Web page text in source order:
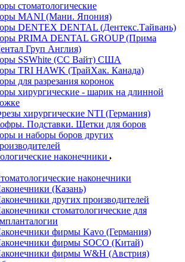
стоматологические
MANI (Мани. Япония)
DENTEX DENTAL (Дентекс.Тайвань)
PRIMA DENTAL GROUP (Прима
Груп Англия)
SSWhite (СС Вайт) США
TRI HAWK (ТрайХак. Канада)
для разрезания коронок
хирургические - шарик на длинной
хирургические NTI (Германия)
Подставки. Щетки для боров
и наборы боров других
наконечники
наконечники
(Казань)
других производителей
стоматологические для
фирмы Kavo (Германия)
фирмы SOCO (Китай)
фирмы W&H (Австрия)